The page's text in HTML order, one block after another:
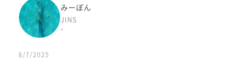
みーぽん
JINS
-
8/7/2025